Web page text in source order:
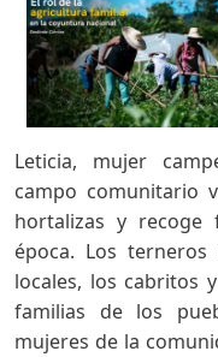
Leticia, mujer
campo comunitario
hortalizas y
época. Los
locales, los cabritos
familias de los
mujeres de la